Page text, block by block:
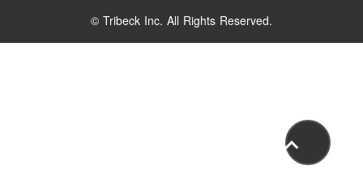
© Tribeck Inc. All Rights Reserved.